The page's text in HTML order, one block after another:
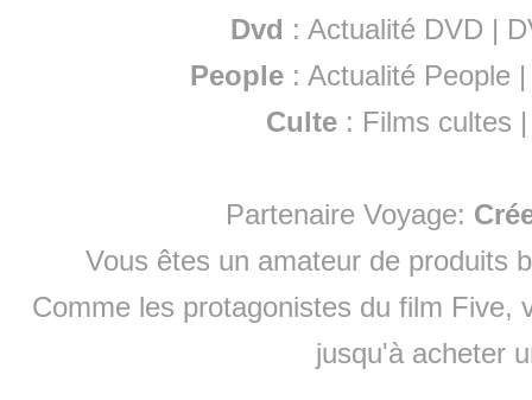
Dvd : Actualité DVD |
People :Actualité People
Culte : Films cultes
Partenaire Voyage:
Vous êtes un amateur de produits
Comme les protagonistes du film Five,
jusqu'à acheter